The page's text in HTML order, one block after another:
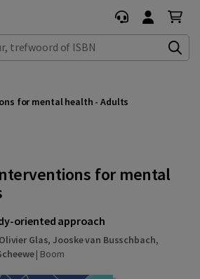
of ISBN
for mental health - Adults
for mental
oriented approach
Olivier Glas,Jooske van Busschbach,
| Boom